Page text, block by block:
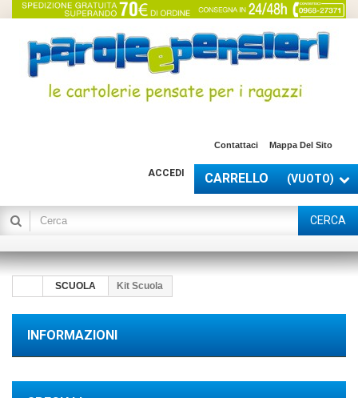
Contattaci Mappa Del Sito
CARRELLO (VUOTO)
ACCEDI
CERCA
SCUOLA Kit Scuola
INFORMAZIONI